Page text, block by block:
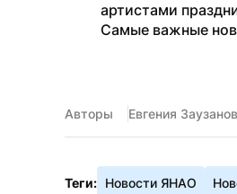
артистами
Самые важные
Авторы Евгения
Теги: Новости ЯНАО